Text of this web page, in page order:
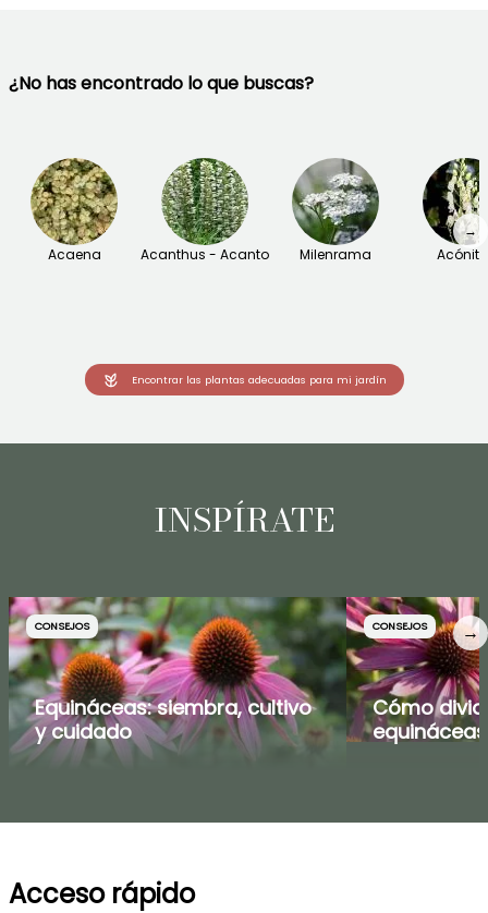
¿No has encontrado lo que buscas?
Acaena Acanthus - Acanto Milenrama
→
Encontrar las plantas adecuadas para mi jardín
INSPÍRATE
CONSEJOS
Equináceas: siembra, cultivo
y cuidado
CONSEJOS
Cómo
→
Acceso rápido